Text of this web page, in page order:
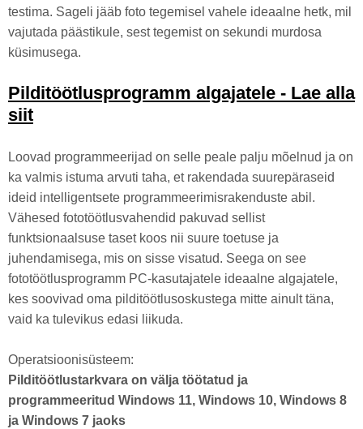
testima. Sageli jääb foto tegemisel vahele ideaalne hetk, mil
vajutada päästikule, sest tegemist on sekundi murdosa
küsimusega.
Pilditöötlusprogramm algajatele - Lae alla
siit
Loovad programmeerijad on selle peale palju mõelnud ja on
ka valmis istuma arvuti taha, et rakendada suurepäraseid
ideid intelligentsete programmeerimisrakenduste abil.
Vähesed fototöötlusvahendid pakuvad sellist
funktsionaalsuse taset koos nii suure toetuse ja
juhendamisega, mis on sisse visatud. Seega on see
fototöötlusprogramm PC-kasutajatele ideaalne algajatele,
kes soovivad oma pilditöötlusoskustega mitte ainult täna,
vaid ka tulevikus edasi liikuda.
Operatsioonisüsteem:
Pilditöötlustarkvara on välja töötatud ja
programmeeritud Windows 11, Windows 10, Windows 8
ja Windows 7 jaoks